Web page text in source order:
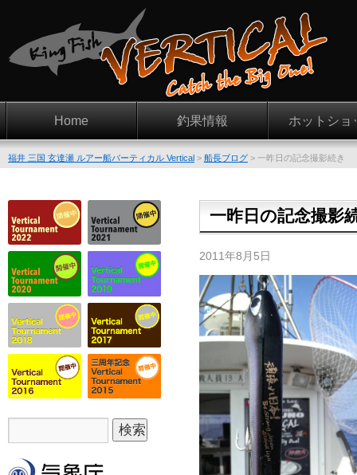
Home 釣果情報 ホットショ
福井 三国 玄達瀬 ルアー船バーティカル Vertical > 船長ブログ > 一昨日の記念撮影続き
一昨日の記念撮影
2011年8月5日